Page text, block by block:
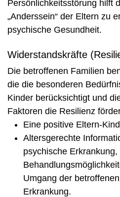
Persönlichkeitsstörung hilft
„Anderssein“ der Eltern zu
psychische Gesundheit.
Widerstandskräfte
Die betroffenen Familien
die die besonderen
Kinder berücksichtigt und
Faktoren die Resilienz
Eine positive Eltern-
Altersgerechte
psychische
Umgang der
Erkrankung.